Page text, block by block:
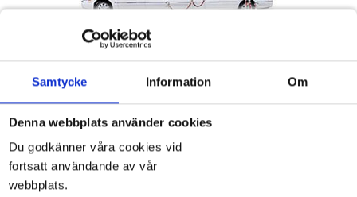
Samtycke Information Om
Denna webbplats använder cookies
Du godkänner våra cookies vid
fortsatt användande av vår
webbplats.
LIMOUSINE BLOGGEN
Vår nya Silver Limousine